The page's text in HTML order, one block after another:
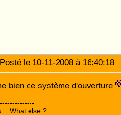
le 10-11-2008 à 16:40:18
bien ce système d'ouverture
What else ?